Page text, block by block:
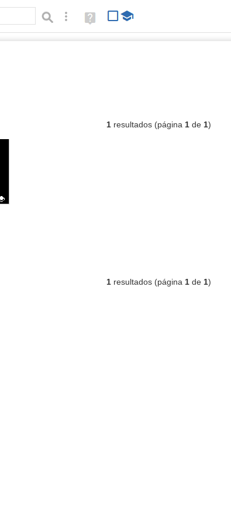
Búsqueda avanzada
Ayuda
(en
1resultados (página 1de 1)
1resultados (página 1de 1)